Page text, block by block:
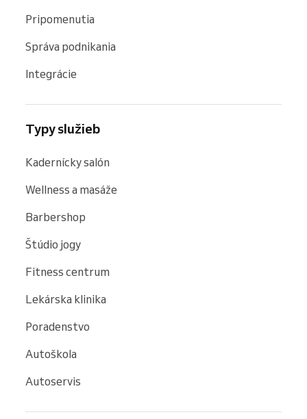
Pripomenutia
Správa podnikania
Integrácie
Typy služieb
Kadernícky salón
Wellness a masáže
Barbershop
Štúdio jogy
Fitness centrum
Lekárska klinika
Poradenstvo
Autoškola
Autoservis